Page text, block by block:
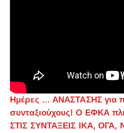
Ημέρες … ΑΝΑΣΤΑΣΗΣ για
συνταξιούχους! Ο ΕΦΚΑ
ΣΤΙΣ ΣΥΝΤΑΞΕΙΣ ΙΚΑ,